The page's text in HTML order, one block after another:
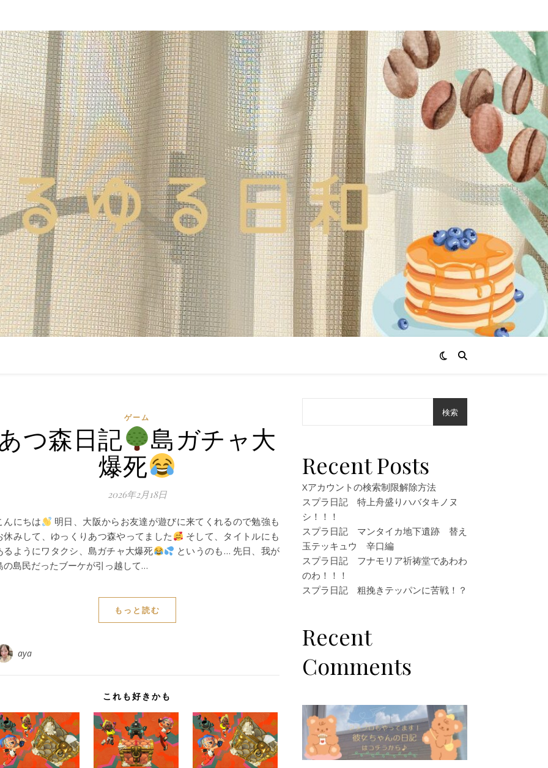
ゲーム
つ森日記
島ガチャ大
爆死
2026年2月18日
んにちは
明日、大阪からお友達が遊びに来てくれるので勉強も
休みして、ゆっくりあつ森やってました
そして、タイトルにも
るようにワタクシ、島ガチャ大爆死
というのも… 先日、我が
の島民だったブーケが引っ越して…
もっと読む
aya
これも好きかも
検索
Recent Posts
Xアカウントの検索制限解除方法
スプラ日記 特上舟盛りハバタキノヌ
シ！！！
スプラ日記 マンタイカ地下遺跡 替え
玉テッキュウ 辛口編
スプラ日記 フナモリア祈祷堂であわわ
のわ！！！
スプラ日記 粗挽きテッパンに苦戦！？
Recent
Comments